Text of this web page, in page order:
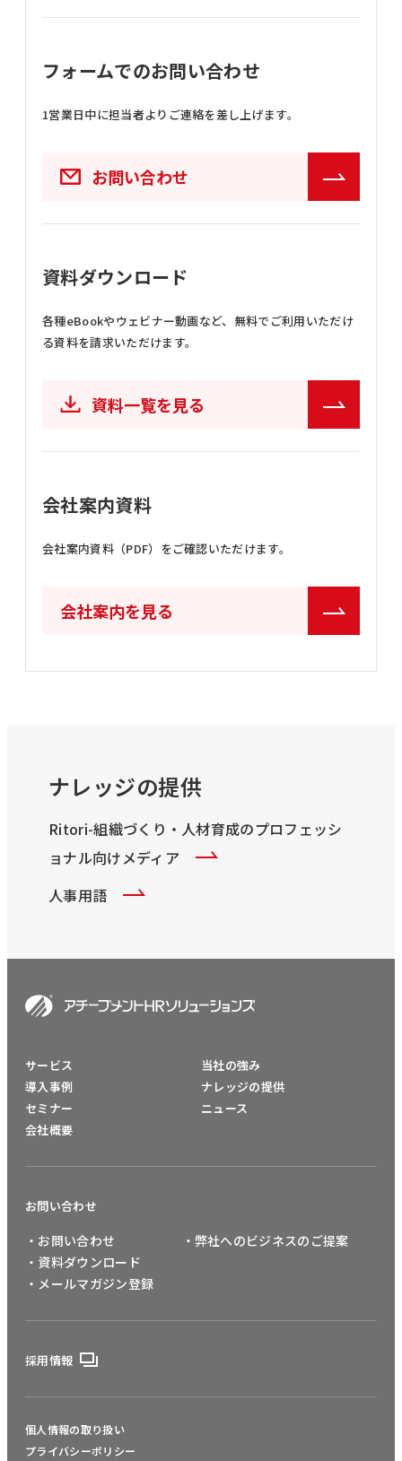
フォームでのお問い合わせ
1営業日中に担当者よりご連絡を差し上げます。
お問い合わせ
資料ダウンロード
各種eBookやウェビナー動画など、 無料でご利用いただけ
る資料を請求いただけます。
資料一覧を見る
会社案内資料
会社案内資料（PDF）をご確認いただけます。
会社案内を見る
ナレッジの提供
Ritori-組織づくり・人材育成のプロフェッシ
ョナル向けメディア
人事用語
サービス
導入事例
セミナー
会社概要
当社の強み
ナレッジの提供
ニュース
お問い合わせ
・お問い合わせ
・資料ダウンロード
・メールマガジン登録
・弊社へのビジネスのご提案
採用情報
個人情報の取り扱い
プライバシーポリシー